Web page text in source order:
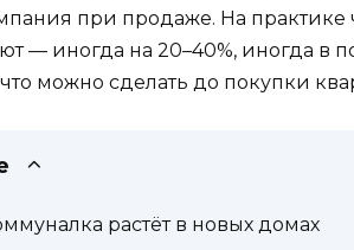
при продаже. На практике
— иногда на 20–40%, иногда в
можно сделать до покупки
растёт в новых домах